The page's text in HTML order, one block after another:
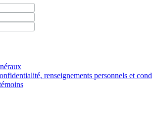
renseignements personnels et